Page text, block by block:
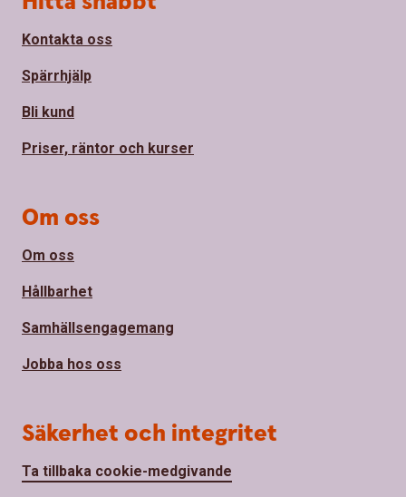
Kontakta oss
Spärrhjälp
Bli kund
Priser, räntor och kurser
Om oss
Om oss
Hållbarhet
Samhällsengagemang
Jobba hos oss
Säkerhet och integritet
Ta tillbaka cookie-medgivande